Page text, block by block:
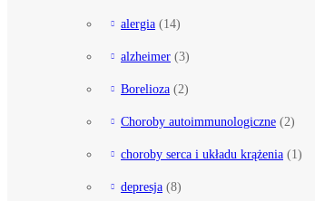
alergia (14)
alzheimer (3)
Borelioza (2)
Choroby autoimmunologiczne (2)
choroby serca i układu krążenia (1)
depresja (8)